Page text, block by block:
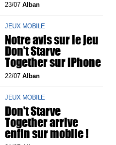
23/07Alban
JEUX MOBILE
Notre avis sur le jeu
Don’t Starve
Together sur iPhone
22/07Alban
JEUX MOBILE
Don't Starve
Together arrive
enfin sur mobile !